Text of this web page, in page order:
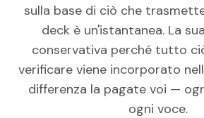
sulla base di ciò che
deck è un'istantanea. La
conservativa perché tutto
verificare viene incorporato
differenza la pagate voi —
ogni voce.